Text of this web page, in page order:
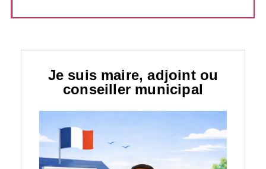
Je suis maire, adjoint ou
conseiller municipal